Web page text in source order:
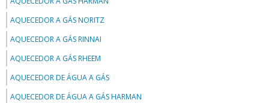
AQUECEDOR A GÁS NORITZ
AQUECEDOR A GÁS RINNAI
AQUECEDOR A GÁS RHEEM
AQUECEDOR DE ÁGUA A GÁS
AQUECEDOR DE ÁGUA A GÁS HARMAN